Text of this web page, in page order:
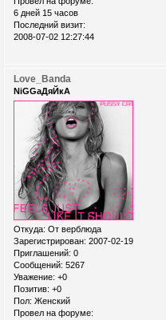
6 дней 15 часов
Последний визит:
2008-07-02 12:27:44
Love_Banda
NiGGaДяЙкА
Откуда: От верблюда
Зарегистрирован: 2007-02-19
Приглашений: 0
Сообщений: 5267
Уважение: +0
Позитив: +0
Пол: Женский
Провел на форуме: